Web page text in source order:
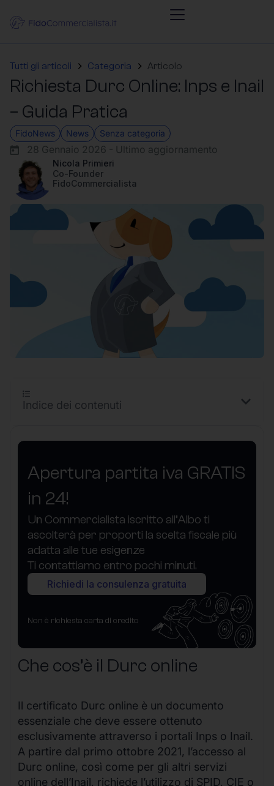
Tutti gli articoli Categoria Articolo
Richiesta Durc Online: Inps e Inail
– Guida Pratica
FidoNews News Senza categoria
28 Gennaio 2026 - Ultimo aggiornamento
Nicola Primieri
Co-Founder
FidoCommercialista
Apertura partita iva GRATIS
in 24!
Un Commercialista iscritto all’Albo ti
ascolterà per proporti la scelta fiscale più
adatta alle tue esigenze
Ti contattiamo entro pochi minuti.
Richiedi la consulenza gratuita
Non è richiesta carta di credito
Che cos’è il Durc online
Il certificato Durc online è un documento
essenziale che deve essere ottenuto
esclusivamente attraverso i portali Inps o Inail.
A partire dal primo ottobre 2021, l’accesso al
Durc online, così come per gli altri servizi
online dell’Inail, richiede l’utilizzo di SPID, CIE o
Indice dei contenuti